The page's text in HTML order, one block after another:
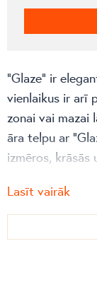
“Glaze” ir
vienlaikus ir arī
zonai vai mazai
āra telpu ar
izmēros,
virsma ir
nelielas
Lasīt vairāk